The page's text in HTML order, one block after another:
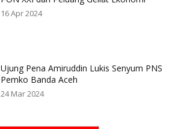
16 Apr 2024
Ujung Pena Amiruddin Lukis Senyum PNS
Pemko Banda Aceh
24 Mar 2024